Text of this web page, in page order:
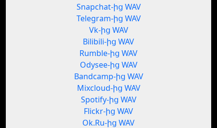
Snapchat-ից WAV
Telegram-ից WAV
Vk-ից WAV
Bilibili-ից WAV
Rumble-ից WAV
Odysee-ից WAV
Bandcamp-ից WAV
Mixcloud-ից WAV
Spotify-ից WAV
Flickr-ից WAV
Ok.Ru-ից WAV